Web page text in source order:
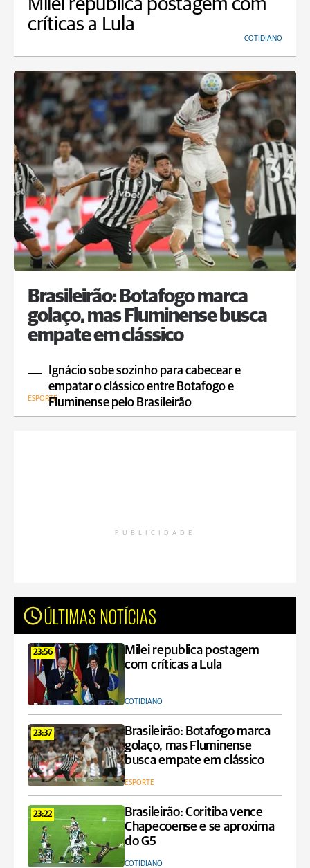
Milei republica postagem com
críticas a Lula
COTIDIANO
Brasileirão: Botafogo marca
golaço, mas Fluminense busca
empate em clássico
Ignácio sobe sozinho para cabecear e
empatar o clássico entre Botafogo e
Fluminense pelo Brasileirão
ESPORTE
PUBLICIDADE
ÚLTIMAS NOTÍCIAS
23:56
Milei republica postagem
com críticas a Lula
COTIDIANO
23:37
Brasileirão: Botafogo marca
golaço, mas Fluminense
busca empate em clássico
ESPORTE
23:22
Brasileirão: Coritiba vence
Chapecoense e se aproxima
do G5
COTIDIANO